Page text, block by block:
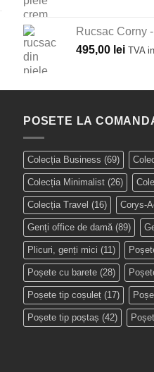
Rucsac Corny
495,00 lei TVA
POSETE LA
Colecția Business (69)
Colecția Minimalist (26)
Colecția Travel (16) Corys-
Genți office de damă(89)
Plicuri, genți mici (11)
Poșete cu barete (28)
Poșete tip coșuleț (17)
Poșete tip poștaș (42)